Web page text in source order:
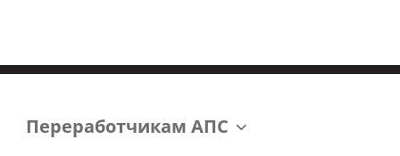
Переработчикам АПС